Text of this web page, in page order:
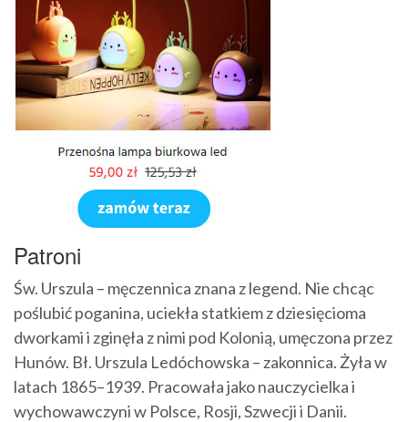
Patroni
Św. Urszula – męczennica znana z legend. Nie chcąc
poślubić poganina, uciekła statkiem z dziesięcioma
dworkami i zginęła z nimi pod Kolonią, umęczona przez
Hunów. Bł. Urszula Ledóchowska – zakonnica. Żyła w
latach 1865–1939. Pracowała jako nauczycielka i
wychowawczyni w Polsce, Rosji, Szwecji i Danii.